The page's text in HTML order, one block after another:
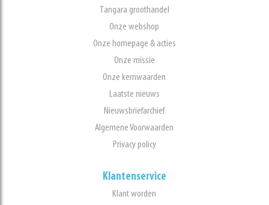
Tangara groothandel
Onze webshop
Onze homepage & acties
Onze missie
Onze kernwaarden
Laatste nieuws
Nieuwsbriefarchief
Algemene Voorwaarden
Privacy policy
Klantenservice
Klant worden